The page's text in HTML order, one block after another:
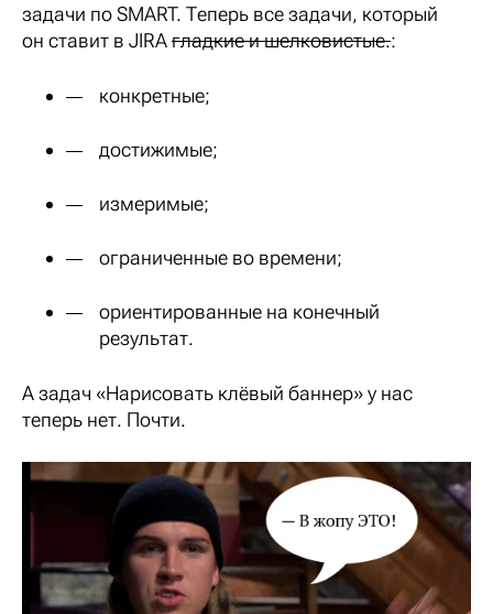
задачи по SMART. Теперь все задачи, который
он ставит в JIRAгладкие и шелковистые.:
конкретные;
достижимые;
измеримые;
ограниченные во времени;
ориентированные на конечный
результат.
А задач «Нарисовать клёвый баннер» у нас
теперь нет. Почти.